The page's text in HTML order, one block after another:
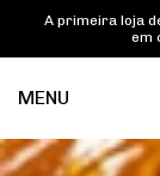
A primeira loja
em
MENU